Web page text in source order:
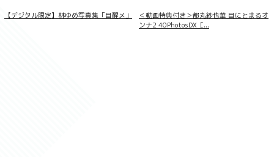
【デジタル限定】林ゆめ写真集「目醒メ」
＜動画特典付き＞都丸紗也華 目にとまるオ
ンナ2 40PhotosDX［...